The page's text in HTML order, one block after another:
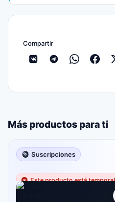
Compartir
Más productos para ti
Suscripciones
Este producto está